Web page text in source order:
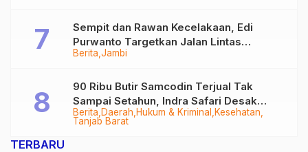
Berita Jambi
Sempit dan Rawan Kecelakaan, Edi
Purwanto Targetkan Jalan Lintas
Tungkal-Jambi Mulus di 2028
Berita Daerah Hukum & Kriminal
Kesehatan
Tanjab Barat
90 Ribu Butir Samcodin Terjual Tak
Sampai Setahun, Indra Safari Desak
Audit Menyeluruh
TERBARU